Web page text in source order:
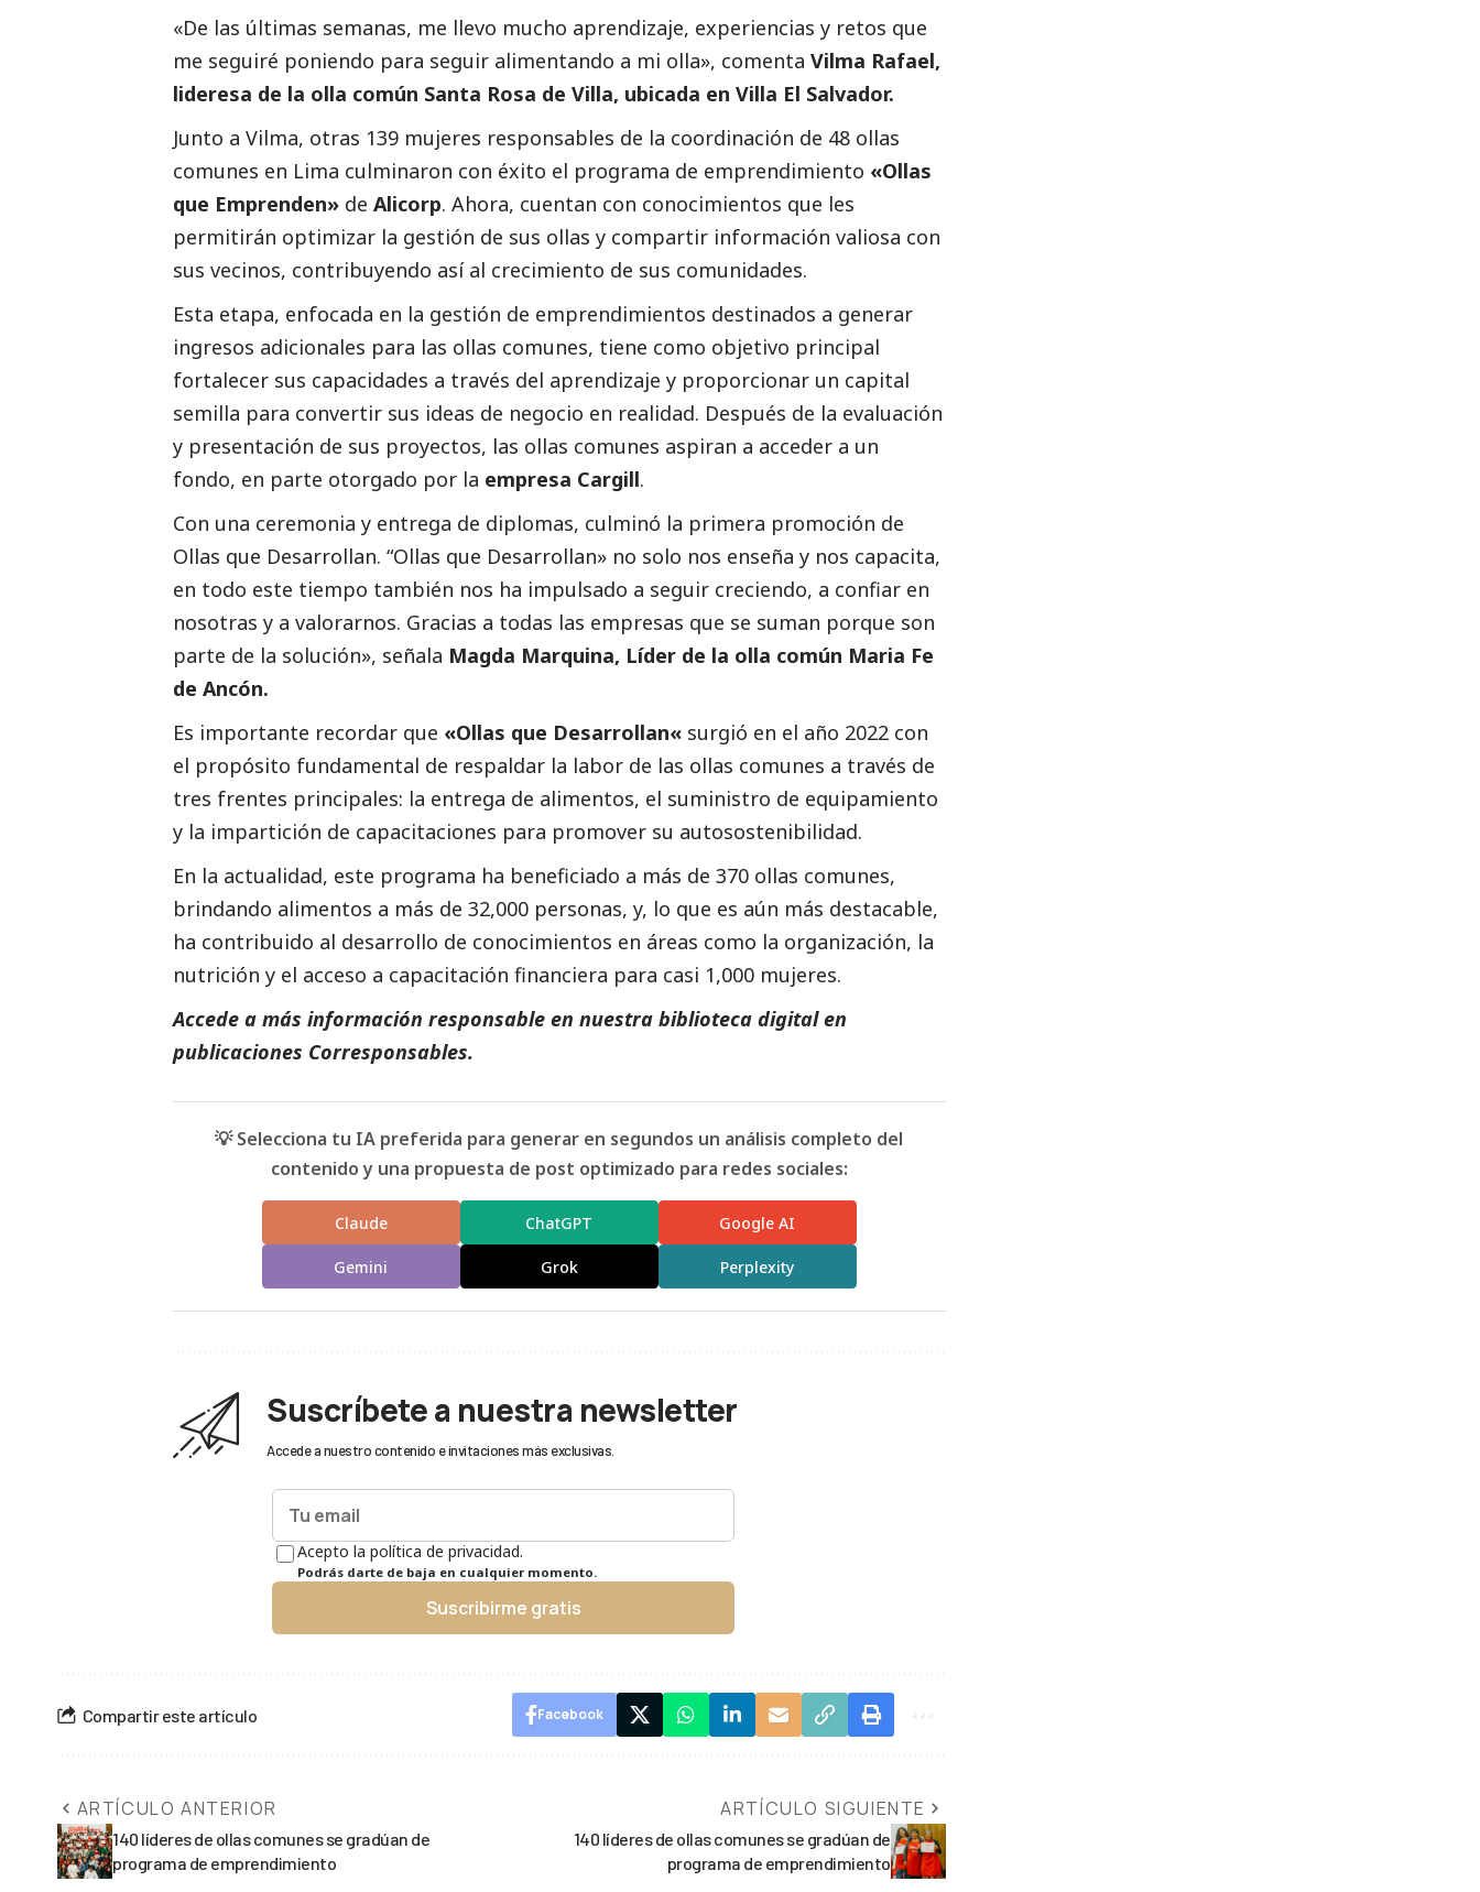
«De las últimas semanas, me llevo mucho aprendizaje, experiencias y retos que
me seguiré poniendo para seguir alimentando a mi olla», comenta Vilma Rafael,
lideresa de la olla común Santa Rosa de Villa, ubicada en Villa El Salvador.
Junto a Vilma, otras 139 mujeres responsables de la coordinación de 48 ollas
comunes en Lima culminaron con éxito el programa de emprendimiento «Ollas
que Emprenden» de Alicorp. Ahora, cuentan con conocimientos que les
permitirán optimizar la gestión de sus ollas y compartir información valiosa con
sus vecinos, contribuyendo así al crecimiento de sus comunidades.
Esta etapa, enfocada en la gestión de emprendimientos destinados a generar
ingresos adicionales para las ollas comunes, tiene como objetivo principal
fortalecer sus capacidades a través del aprendizaje y proporcionar un capital
semilla para convertir sus ideas de negocio en realidad. Después de la evaluación
y presentación de sus proyectos, las ollas comunes aspiran a acceder a un
fondo, en parte otorgado por la empresa Cargill.
Con una ceremonia y entrega de diplomas, culminó la primera promoción de
Ollas que Desarrollan. “Ollas que Desarrollan» no solo nos enseña y nos capacita,
en todo este tiempo también nos ha impulsado a seguir creciendo, a confiar en
nosotras y a valorarnos. Gracias a todas las empresas que se suman porque son
parte de la solución», señala Magda Marquina, Líder de la olla común Maria Fe
de Ancón.
Es importante recordar que «Ollas que Desarrollan« surgió en el año 2022 con
el propósito fundamental de respaldar la labor de las ollas comunes a través de
tres frentes principales: la entrega de alimentos, el suministro de equipamiento
y la impartición de capacitaciones para promover su autosostenibilidad.
En la actualidad, este programa ha beneficiado a más de 370 ollas comunes,
brindando alimentos a más de 32,000 personas, y, lo que es aún más destacable,
ha contribuido al desarrollo de conocimientos en áreas como la organización, la
nutrición y el acceso a capacitación financiera para casi 1,000 mujeres.
Accede a más información responsable en nuestra biblioteca digital en
publicaciones Corresponsables.
💡 Selecciona tu IA preferida para generar en segundos un análisis completo del
contenido y una propuesta de post optimizado para redes sociales:
Claude ChatGPT Google AI
Gemini Grok Perplexity
Suscríbete a nuestra newsletter
Accede a nuestro contenido e invitaciones más exclusivas.
Acepto la política de privacidad.
Podrás darte de baja en cualquier momento.
Suscribirme gratis
Compartir este artículo Facebook
ARTÍCULO ANTERIOR
140 líderes de ollas comunes se gradúan de
programa de emprendimiento
ARTÍCULO SIGUIENTE
140 líderes de ollas comunes se gradúan de
programa de emprendimiento